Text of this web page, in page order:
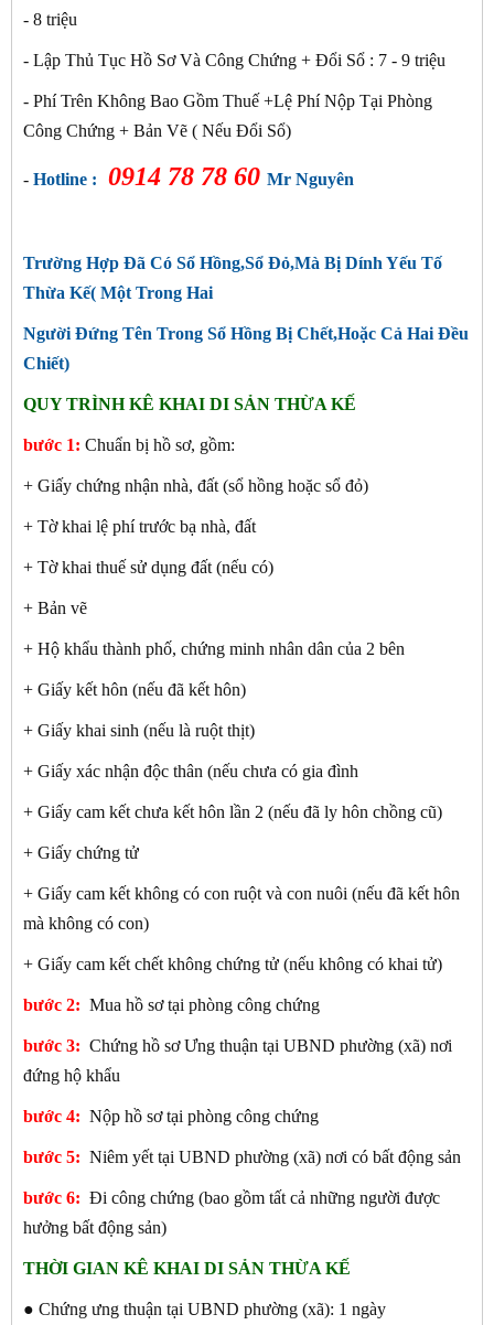
- 8 triệu
- Lập Thủ Tục Hồ Sơ Và Công Chứng + Đổi Sổ : 7 - 9 triệu
- Phí Trên Không Bao Gồm Thuế +Lệ Phí Nộp Tại Phòng
Công Chứng + Bản Vẽ ( Nếu Đổi Sổ)
- Hotline : 0914 78 78 60 Mr Nguyên
Trường Hợp Đã Có Sổ Hồng,Sổ Đỏ,Mà Bị Dính Yếu Tố
Thừa Kế( Một Trong Hai
Người Đứng Tên Trong Sổ Hồng Bị Chết,Hoặc Cả Hai Đều
Chiết)
QUY TRÌNH KÊ KHAI DI SẢN THỪA KẾ
bước 1: Chuẩn bị hồ sơ, gồm:
+ Giấy chứng nhận nhà, đất (sổ hồng hoặc sổ đỏ)
+ Tờ khai lệ phí trước bạ nhà, đất
+ Tờ khai thuế sử dụng đất (nếu có)
+ Bản vẽ
+ Hộ khẩu thành phố, chứng minh nhân dân của 2 bên
+ Giấy kết hôn (nếu đã kết hôn)
+ Giấy khai sinh (nếu là ruột thịt)
+ Giấy xác nhận độc thân (nếu chưa có gia đình
+ Giấy cam kết chưa kết hôn lần 2 (nếu đã ly hôn chồng cũ)
+ Giấy chứng tử
+ Giấy cam kết không có con ruột và con nuôi (nếu đã kết hôn
mà không có con)
+ Giấy cam kết chết không chứng tử (nếu không có khai tử)
bước 2: Mua hồ sơ tại phòng công chứng
bước 3: Chứng hồ sơ Ưng thuận tại UBND phường (xã) nơi
đứng hộ khẩu
bước 4: Nộp hồ sơ tại phòng công chứng
bước 5: Niêm yết tại UBND phường (xã) nơi có bất động sản
bước 6: Đi công chứng (bao gồm tất cả những người được
hưởng bất động sản)
THỜI GIAN KÊ KHAI DI SẢN THỪA KẾ
● Chứng ưng thuận tại UBND phường (xã): 1 ngày